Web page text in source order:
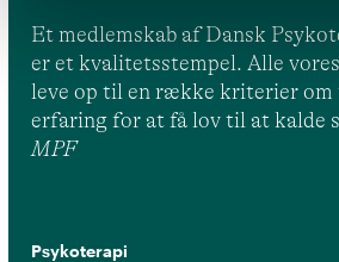
Et medlemskab af Dansk
er et kvalitetsstempel. Alle
leve op til en række kriterier om
erfaring for at få lov til at kalde
MPF
Psykoterapi